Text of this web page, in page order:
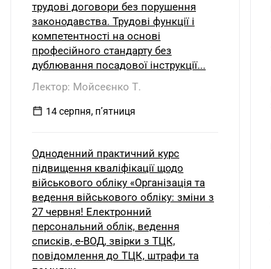
трудові договори без порушення
законодавства. Трудові функції і
компетентності на основі
професійного стандарту без
дублювання посадової інструкції...
Лектор: Мойсеєнко Т.
14 серпня, пʼятниця
Одноденний практичний курс
підвищення кваліфікації щодо
військового обліку «Організація та
ведення військового обліку: зміни з
27 червня! Електронний
персональний облік, ведення
списків, е-ВОД, звірки з ТЦК,
повідомлення до ТЦК, штрафи та